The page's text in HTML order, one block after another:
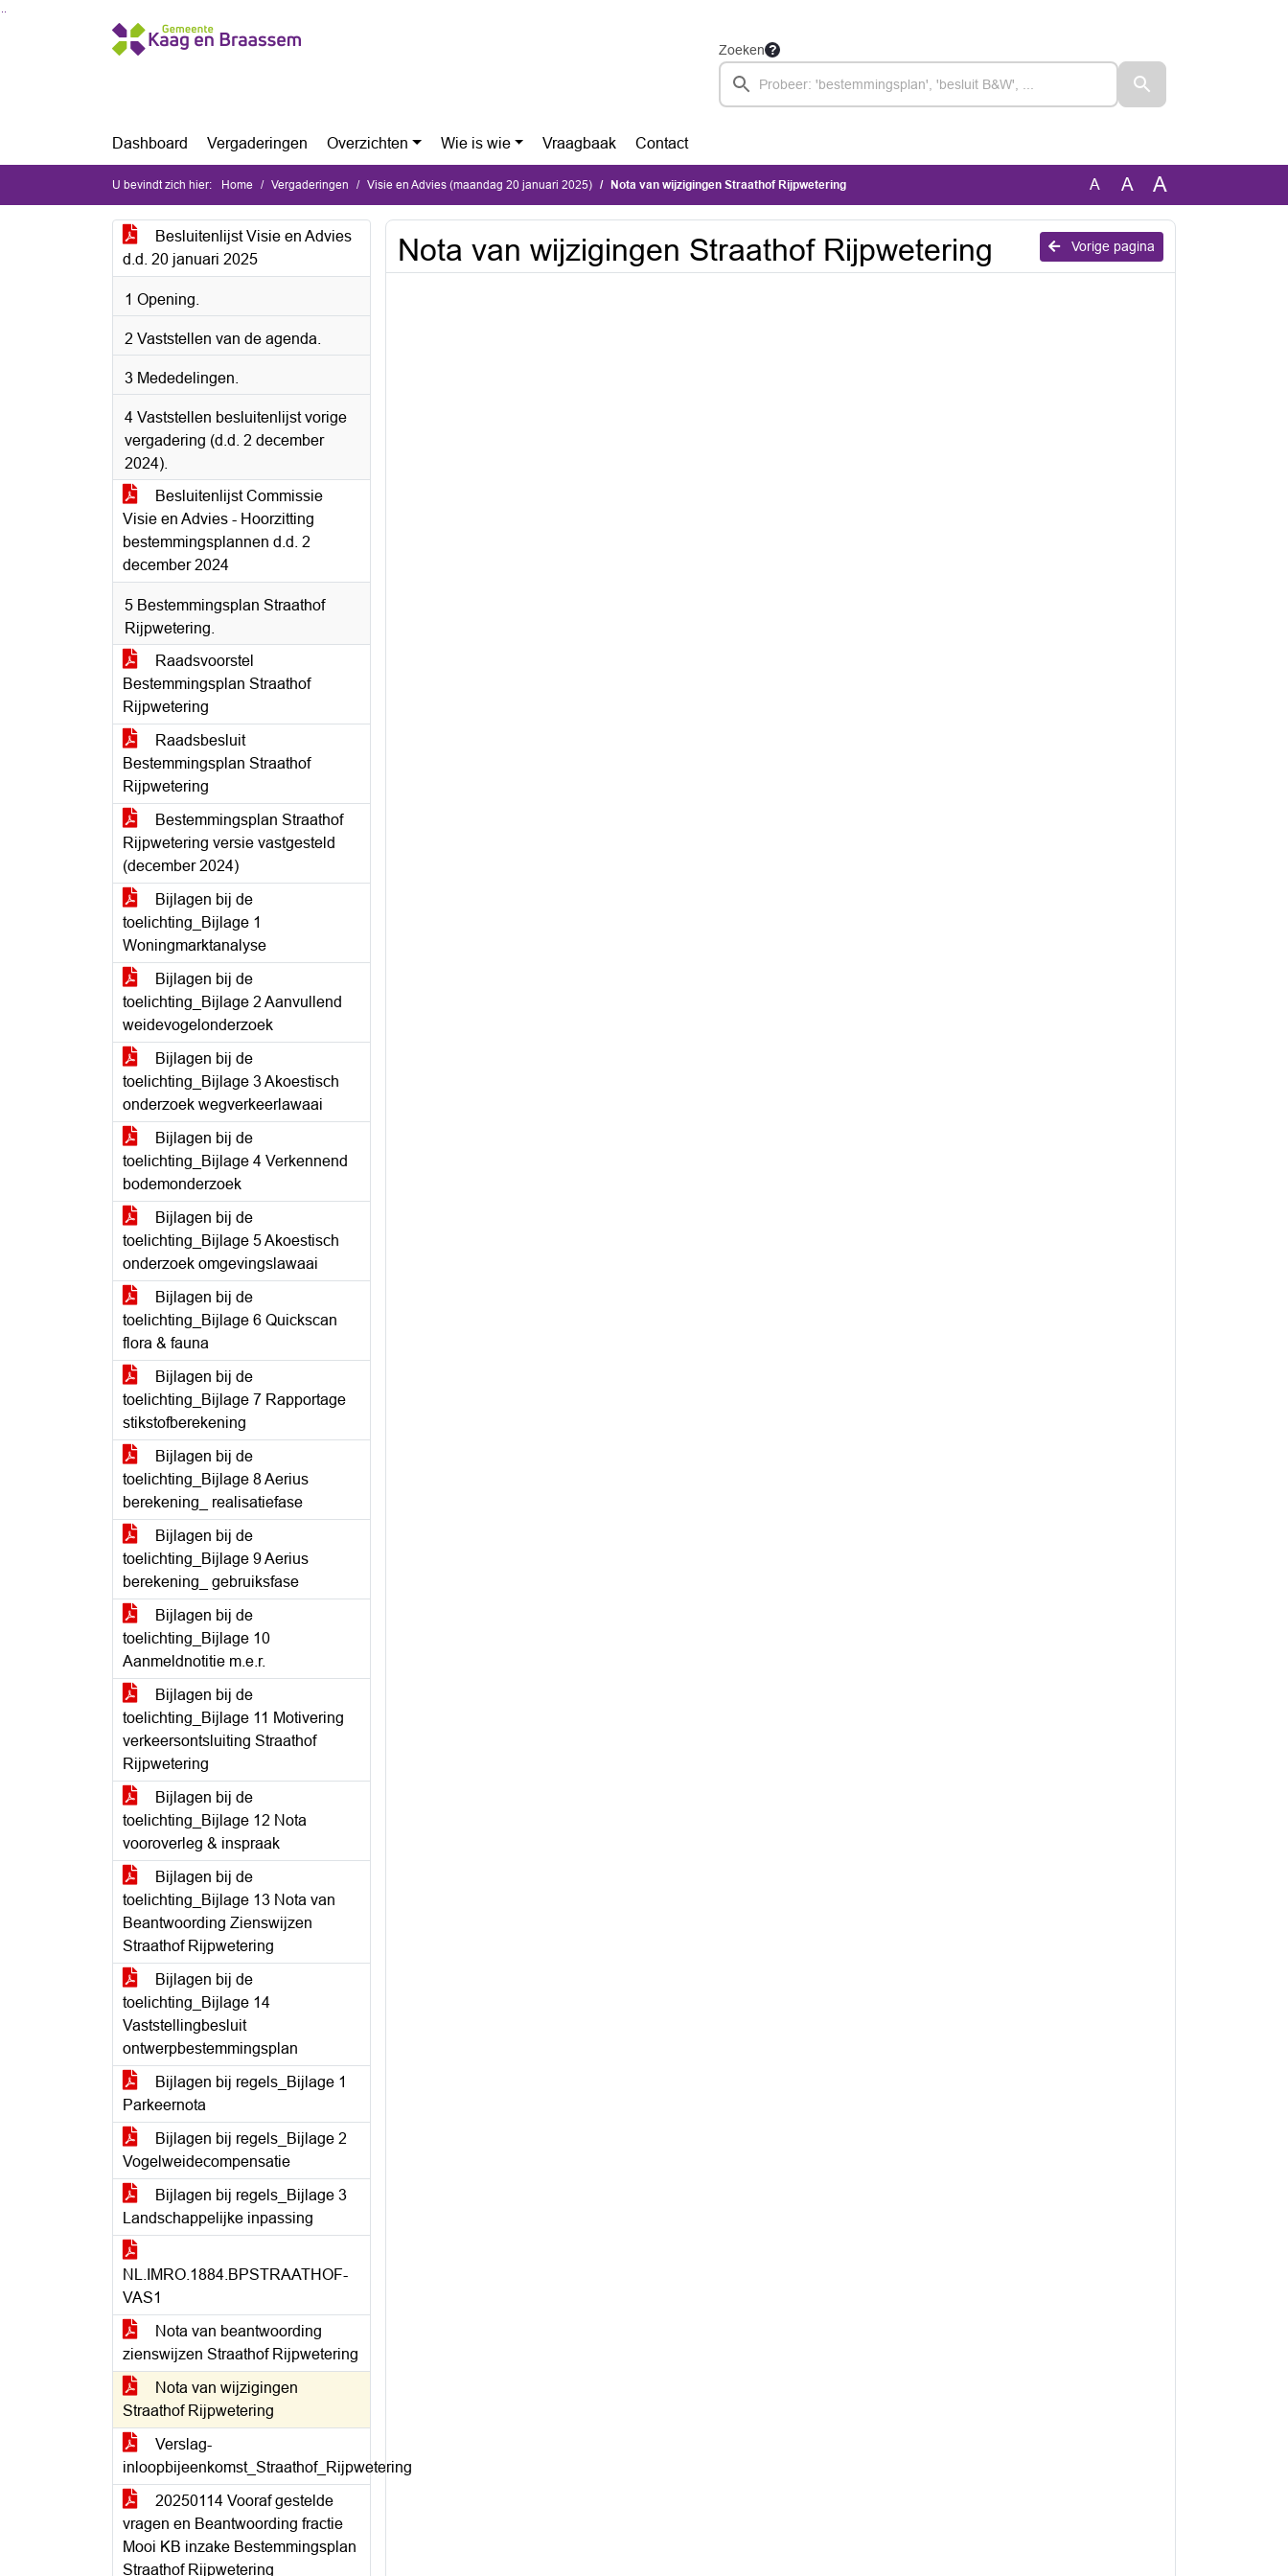
Ga naar de inhoud van deze pagina
Ga naar het zoeken
Ga naar het menu
Zoeken
Dashboard Vergaderingen Overzichten Wie is wie Vraagbaak Contact
U bevindt zich hier: Home Vergaderingen Visie en Advies (maandag 20 januari 2025) Nota van wijzigingen Straathof Rijpwetering A A A
Besluitenlijst Visie en Advies
d.d. 20 januari 2025
1 Opening.
2 Vaststellen van de agenda.
3 Mededelingen.
4 Vaststellen besluitenlijst vorige
vergadering (d.d. 2 december
2024).
Besluitenlijst Commissie
Visie en Advies - Hoorzitting
bestemmingsplannen d.d. 2
december 2024
5 Bestemmingsplan Straathof
Rijpwetering.
Raadsvoorstel
Bestemmingsplan Straathof
Rijpwetering
Raadsbesluit
Bestemmingsplan Straathof
Rijpwetering
Bestemmingsplan Straathof
Rijpwetering versie vastgesteld
(december 2024)
Bijlagen bij de
toelichting_Bijlage 1
Woningmarktanalyse
Bijlagen bij de
toelichting_Bijlage 2 Aanvullend
weidevogelonderzoek
Bijlagen bij de
toelichting_Bijlage 3 Akoestisch
onderzoek wegverkeerlawaai
Bijlagen bij de
toelichting_Bijlage 4 Verkennend
bodemonderzoek
Bijlagen bij de
toelichting_Bijlage 5 Akoestisch
onderzoek omgevingslawaai
Bijlagen bij de
toelichting_Bijlage 6 Quickscan
flora & fauna
Bijlagen bij de
toelichting_Bijlage 7 Rapportage
stikstofberekening
Bijlagen bij de
toelichting_Bijlage 8 Aerius
berekening_ realisatiefase
Bijlagen bij de
toelichting_Bijlage 9 Aerius
berekening_ gebruiksfase
Bijlagen bij de
toelichting_Bijlage 10
Aanmeldnotitie m.e.r.
Bijlagen bij de
toelichting_Bijlage 11 Motivering
verkeersontsluiting Straathof
Rijpwetering
Bijlagen bij de
toelichting_Bijlage 12 Nota
vooroverleg & inspraak
Bijlagen bij de
toelichting_Bijlage 13 Nota van
Beantwoording Zienswijzen
Straathof Rijpwetering
Bijlagen bij de
toelichting_Bijlage 14
Vaststellingbesluit
ontwerpbestemmingsplan
Bijlagen bij regels_Bijlage 1
Parkeernota
Bijlagen bij regels_Bijlage 2
Vogelweidecompensatie
Bijlagen bij regels_Bijlage 3
Landschappelijke inpassing
NL.IMRO.1884.BPSTRAATHOF-
VAS1
Nota van beantwoording
zienswijzen Straathof Rijpwetering
Nota van wijzigingen
Straathof Rijpwetering
Verslag-
inloopbijeenkomst_Straathof_Rijpwetering
20250114 Vooraf gestelde
vragen en Beantwoording fractie
Mooi KB inzake Bestemmingsplan
Straathof Rijpwetering
Vorige pagina
Nota van wijzigingen Straathof Rijpwetering